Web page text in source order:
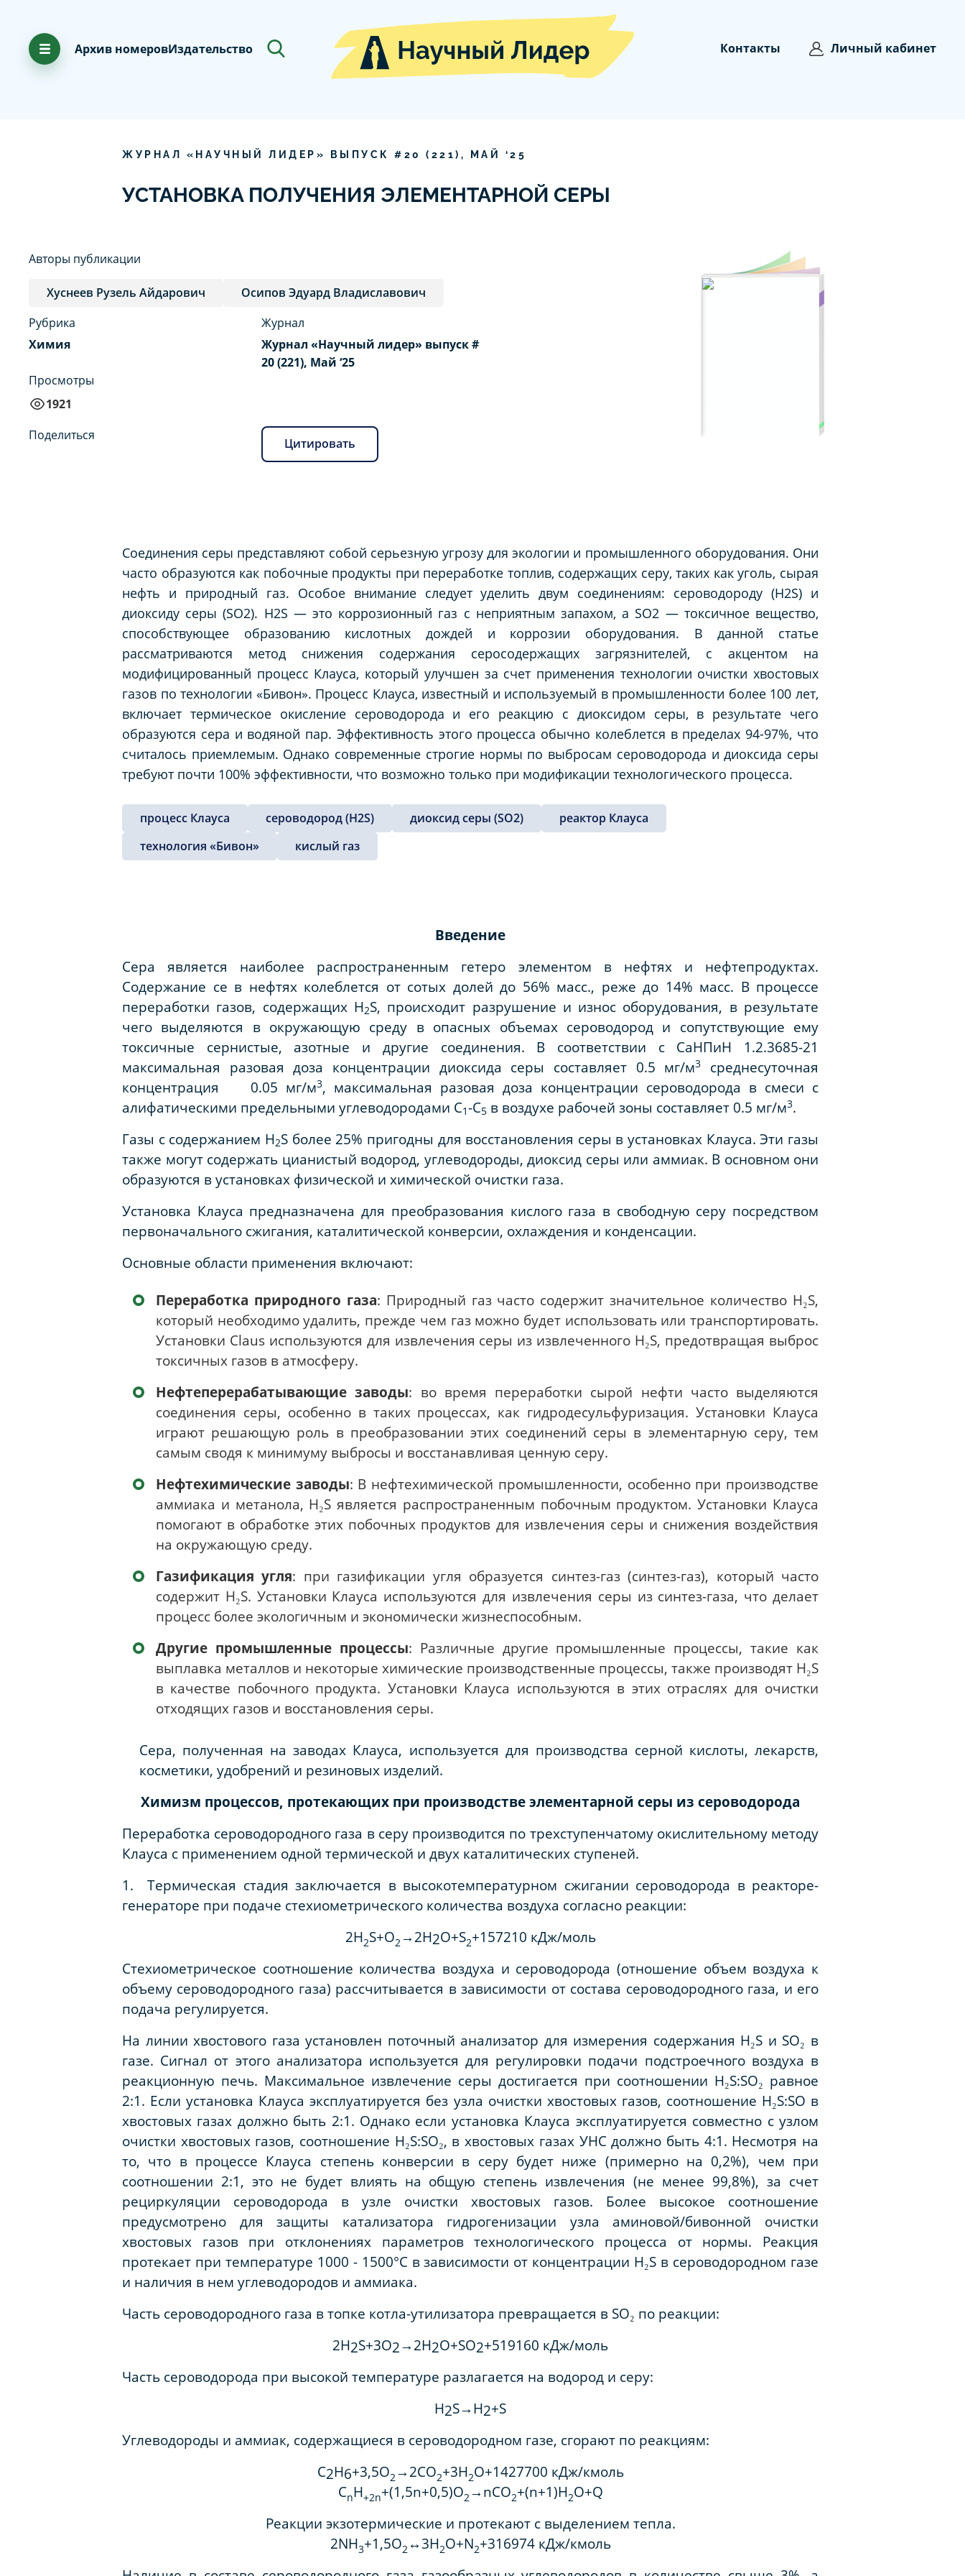
Архив номеровИздательство Контакты Личный кабинет
ЖУРНАЛ «НАУЧНЫЙ ЛИДЕР» ВЫПУСК # 20 ( 221), МАЙ ‘25
УСТАНОВКА ПОЛУЧЕНИЯ ЭЛЕМЕНТАРНОЙ СЕРЫ
Авторы публикации
Хуснеев Рузель Айдарович
Осипов Эдуард Владиславович
Рубрика
Химия
Просмотры
1921
Журнал
Журнал «Научный лидер» выпуск #
20 (221), Май ‘25
Поделиться
Цитировать
Соединения серы представляют собой серьезную угрозу для экологии и промышленного оборудования. Они
часто образуются как побочные продукты при переработке топлив, содержащих серу, таких как уголь, сырая
нефть и природный газ. Особое внимание следует уделить двум соединениям: сероводороду (H2S) и
диоксиду серы (SO2). H2S — это коррозионный газ с неприятным запахом, а SO2 — токсичное вещество,
способствующее образованию кислотных дождей и коррозии оборудования. В данной статье
рассматриваются метод снижения содержания серосодержащих загрязнителей, с акцентом на
модифицированный процесс Клауса, который улучшен за счет применения технологии очистки хвостовых
газов по технологии «Бивон». Процесс Клауса, известный и используемый в промышленности более 100 лет,
включает термическое окисление сероводорода и его реакцию с диоксидом серы, в результате чего
образуются сера и водяной пар. Эффективность этого процесса обычно колеблется в пределах 94-97%, что
считалось приемлемым. Однако современные строгие нормы по выбросам сероводорода и диоксида серы
требуют почти 100% эффективности, что возможно только при модификации технологического процесса.
процесс Клауса сероводород (H2S) диоксид серы (SO2)
реактор Клауса
технология «Бивон»
кислый газ
Введение
Сера является наиболее распространенным гетеро элементом в нефтях и нефтепродуктах.
Содержание се в нефтях колеблется от сотых долей до 56% масс., реже до 14% масс. В процессе
переработки газов, содержащих H2S, происходит разрушение и износ оборудования, в результате
чего выделяются в окружающую среду в опасных объемах сероводород и сопутствующие ему
токсичные сернистые, азотные и другие соединения. В соответствии с СаНПиН 1.2.3685-21
максимальная разовая доза концентрации диоксида серы составляет 0.5 мг/м3
среднесуточная
концентрация 0.05 мг/м3, максимальная разовая доза концентрации сероводорода в смеси с
алифатическими предельными углеводородами С1-С5 в воздухе рабочей зоны составляет 0.5 мг/м3.
Газы с содержанием H2S более 25% пригодны для восстановления серы в установках Клауса. Эти газы
также могут содержать цианистый водород, углеводороды, диоксид серы или аммиак. В основном они
образуются в установках физической и химической очистки газа.
Установка Клауса предназначена для преобразования кислого газа в свободную серу посредством
первоначального сжигания, каталитической конверсии, охлаждения и конденсации.
Основные области применения включают:
Переработка природного газа: Природный газ часто содержит значительное количество H₂S,
который необходимо удалить, прежде чем газ можно будет использовать или транспортировать.
Установки Claus используются для извлечения серы из извлеченного H₂S, предотвращая выброс
токсичных газов в атмосферу.
Нефтеперерабатывающие заводы: во время переработки сырой нефти часто выделяются
соединения серы, особенно в таких процессах, как гидродесульфуризация. Установки Клауса
играют решающую роль в преобразовании этих соединений серы в элементарную серу, тем
самым сводя к минимуму выбросы и восстанавливая ценную серу.
Нефтехимические заводы: В нефтехимической промышленности, особенно при производстве
аммиака и метанола, H₂S является распространенным побочным продуктом. Установки Клауса
помогают в обработке этих побочных продуктов для извлечения серы и снижения воздействия
на окружающую среду.
Газификация угля: при газификации угля образуется синтез-газ (синтез-газ), который часто
содержит H₂S. Установки Клауса используются для извлечения серы из синтез-газа, что делает
процесс более экологичным и экономически жизнеспособным.
Другие промышленные процессы: Различные другие промышленные процессы, такие как
выплавка металлов и некоторые химические производственные процессы, также производят H₂S
в качестве побочного продукта. Установки Клауса используются в этих отраслях для очистки
отходящих газов и восстановления серы.
Сера, полученная на заводах Клауса, используется для производства серной кислоты, лекарств,
косметики, удобрений и резиновых изделий.
Химизм процессов, протекающих при производстве элементарной серы из сероводорода
Переработка сероводородного газа в серу производится по трехступенчатому окислительному методу
Клауса с применением одной термической и двух каталитических ступеней.
1. Термическая стадия заключается в высокотемпературном сжигании сероводорода в реакторе-
генераторе при подаче стехиометрического количества воздуха согласно реакции:
2Н2S+O2→2H2O+S2+157210 кДж/моль
Стехиометрическое соотношение количества воздуха и сероводорода (отношение объем воздуха к
объему сероводородного газа) рассчитывается в зависимости от состава сероводородного газа, и его
подача регулируется.
На линии хвостового газа установлен поточный анализатор для измерения содержания Н₂S и SO₂ в
газе. Сигнал от этого анализатора используется для регулировки подачи подстроечного воздуха в
реакционную печь. Максимальное извлечение серы достигается при соотношении Н₂S:SO₂ равное
2:1. Если установка Клауса эксплуатируется без узла очистки хвостовых газов, соотношение Н₂S:SO в
хвостовых газах должно быть 2:1. Однако если установка Клауса эксплуатируется совместно с узлом
очистки хвостовых газов, соотношение Н₂S:SO₂, в хвостовых газах УНС должно быть 4:1. Несмотря на
то, что в процессе Клауса степень конверсии в серу будет ниже (примерно на 0,2%), чем при
соотношении 2:1, это не будет влиять на общую степень извлечения (не менее 99,8%), за счет
рециркуляции сероводорода в узле очистки хвостовых газов. Более высокое соотношение
предусмотрено для защиты катализатора гидрогенизации узла аминовой/бивонной очистки
хвостовых
газов при отклонениях параметров технологического процесса от нормы. Реакция
протекает при температуре 1000 - 1500°С в зависимости от концентрации Н₂S в сероводородном газе
и наличия в нем углеводородов и аммиака.
Часть сероводородного газа в топке котла-утилизатора превращается в SO₂ по реакции:
2Н2S+3O2→2H2O+SO2+519160 кДж/моль
Часть сероводорода при высокой температуре разлагается на водород и серу:
Н2S→ H2+S
Углеводороды и аммиак, содержащиеся в сероводородном газе, сгорают по реакциям:
C2Н6+3,5O2→2CO2+3Н2O+1427700 кДж/кмоль
CnН+2n+(1 ,5n+0,5)O2→ nCO2+(n+1)Н2O+Q
Реакции экзотермические и протекают с выделением тепла.
2NН3+1,5O2 ↔3Н2O+N2+316974 кДж/кмоль